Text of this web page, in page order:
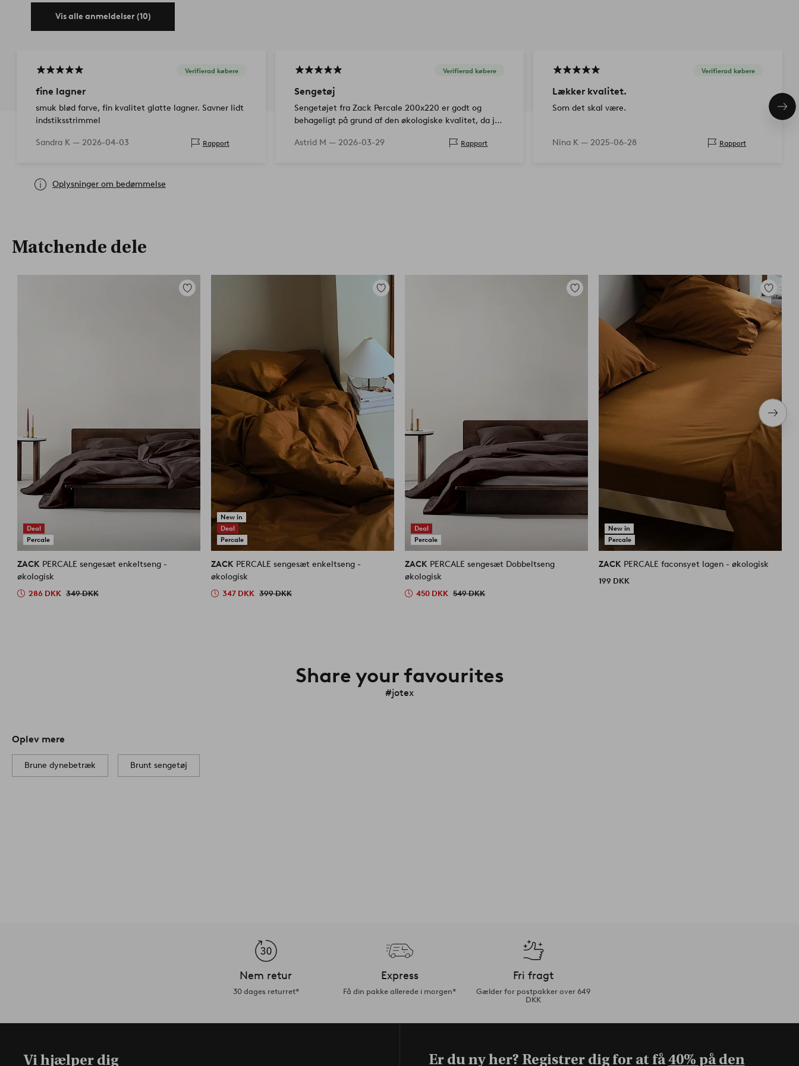
Vis alle anmeldelser (10)
Verifierad købere
fine lagner
smuk blød farve, fin kvalitet glatte lagner. Savner lidt
indstiksstrimmel
Sandra K — 2026-04-03 Rapport
Verifierad købere
Sengetøj
Sengetøjet fra Zack Percale 200x220 er godt og
behageligt på grund af den økologiske kvalitet, da jeg
organisere. Min søn fortalte mig, at han s…
Astrid M — 2026-03-29 Rapport
Verifierad købere
Lækker kvalitet.
Som det skal være.
Nina K — 2025-06-28 Rapport
Oplysninger om bedømmelse
Matchende dele
Deal
Percale
Tilføj
ZACK PERCALE sengesæt enkeltseng -
økologisk
286 DKK 349 DKK
New in
Deal
Percale
Tilføj
ZACK PERCALE sengesæt enkeltseng -
økologisk
347 DKK 399 DKK
Deal
Percale
Tilføj
ZACK PERCALE sengesæt Dobbeltseng
økologisk
450 DKK 549 DKK
New in
Percale
Tilføj
til
favoritter
ZACK PERCALE faconsyet lagen - økologisk
199 DKK
Næste
Share your favourites
#jotex
Oplev mere
Brune dynebetræk Brunt sengetøj
Nem retur
30 dages returret*
Express
Få din pakke allerede i morgen*
Fri fragt
Gælder for postpakker over 649
DKK
Vi hjælper dig Er du ny her? Registrer dig for at få40% på den